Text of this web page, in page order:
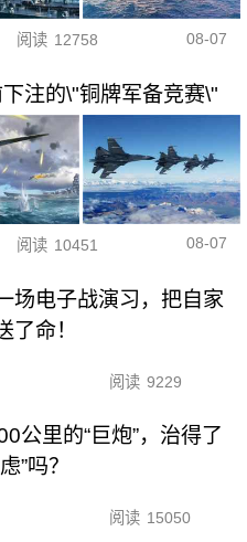
阅读 12758 08-07
注的\"铜牌军备竞赛\"
阅读 10451 08-07
场电子战演习，把自家
了命！
阅读 9229
公里的“巨炮”，治得了
”吗？
阅读 15050